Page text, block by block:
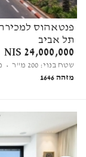
פנטאהוס
תל אביב
24,000,000 NIS
שטח בנוי: 200 מ"ר •
מזהה 1646